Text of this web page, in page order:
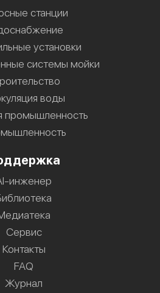
станции
установки
системы мойки
воды
промышленность
инженер
Сервис
Контакты
FAQ
Журнал